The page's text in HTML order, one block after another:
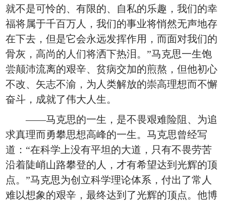
就不是可怜的、有限的、自私的乐趣，我们的幸
福将属于千百万人，我们的事业将悄然无声地存
在下去，但是它会永远发挥作用，而面对我们的
骨灰，高尚的人们将洒下热泪。”马克思一生饱
尝颠沛流离的艰辛、贫病交加的煎熬，但他初心
不改、矢志不渝，为人类解放的崇高理想而不懈
奋斗，成就了伟大人生。
——马克思的一生，是不畏艰难险阻、为追
求真理而勇攀思想高峰的一生。马克思曾经写
道：“在科学上没有平坦的大道，只有不畏劳苦
沿着陡峭山路攀登的人，才有希望达到光辉的顶
点。”马克思为创立科学理论体系，付出了常人
难以想象的艰辛，最终达到了光辉的顶点。他博